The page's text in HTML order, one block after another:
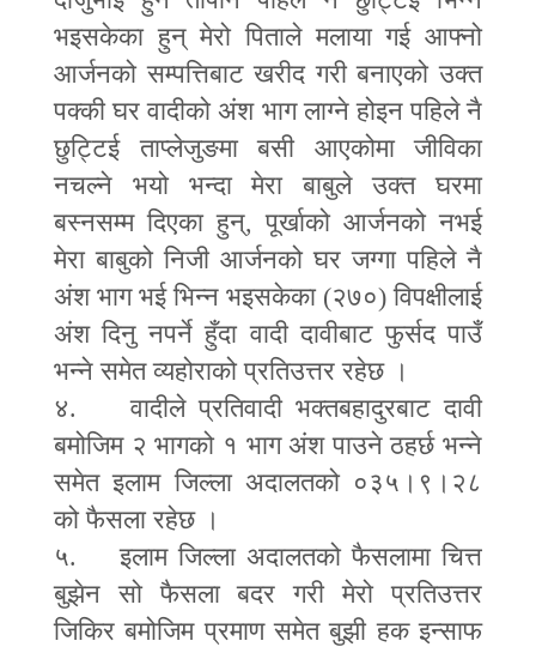
भइसकेका हुन् मेरो पिताले मलाया गई आफ्नो
आर्जनको सम्पत्तिबाट खरीद गरी बनाएको उक्त
पक्की घर वादीको अंश भाग लाग्ने होइन पहिले नै
छुट्टिई ताप्लेजुङमा बसी आएकोमा जीविका
नचल्ने भयो भन्दा मेरा बाबुले उक्त घरमा
बस्नसम्म दिएका हुन्,पूर्खाको आर्जनको नभई
मेरा बाबुको निजी आर्जनको घर जग्गा पहिले नै
अंश भाग भई भिन्न भइसकेका (२७०) विपक्षीलाई
अंश दिनु नपर्ने हुँदा वादी दावीबाट फुर्सद पाउँ
भन्ने समेत व्यहोराको प्रतिउत्तर रहेछ ।
४. वादीले प्रतिवादी भक्तबहादुरबाट दावी
बमोजिम २ भागको १ भाग अंश पाउने ठहर्छ भन्ने
समेत इलाम जिल्ला अदालतको ०३५।९।२८
को फैसला रहेछ ।
५. इलाम जिल्ला अदालतको फैसलामा चित्त
बुझेन सो फैसला बदर गरी मेरो प्रतिउत्तर
जिकिर बमोजिम प्रमाण समेत बुझी हक इन्साफ